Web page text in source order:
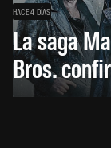
HACE 4 DÍAS
La saga
Bros.